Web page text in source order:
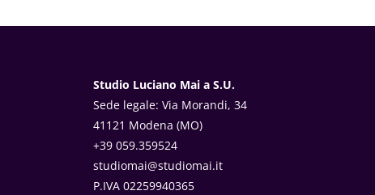
Studio Luciano Mai a S.U.
Sede legale: Via Morandi, 34
41121 Modena (MO)
+39 059.359524
studiomai@studiomai.it
P.IVA 02259940365